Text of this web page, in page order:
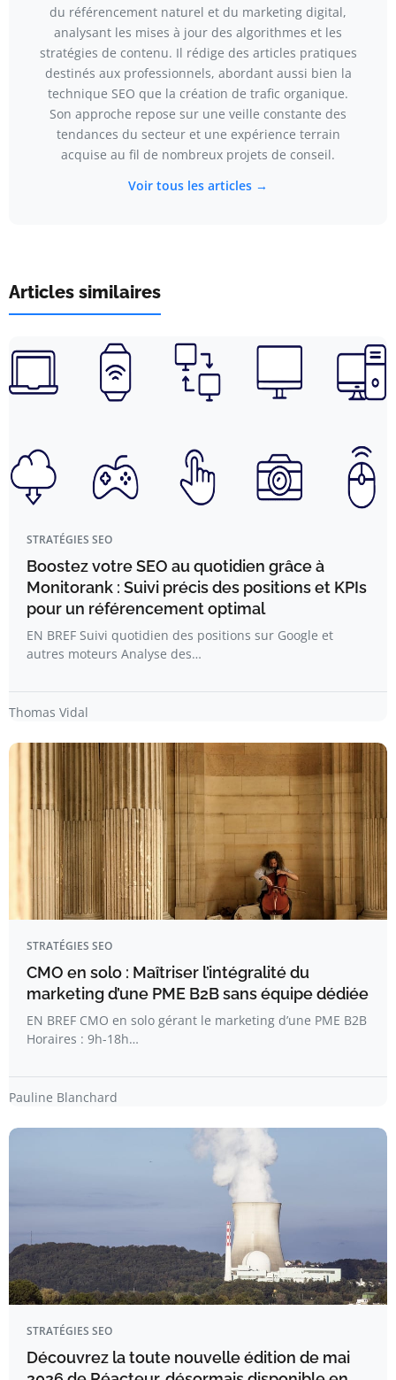
du référencement naturel et du marketing digital,
analysant les mises à jour des algorithmes et les
stratégies de contenu. Il rédige des articles pratiques
destinés aux professionnels, abordant aussi bien la
technique SEO que la création de trafic organique.
Son approche repose sur une veille constante des
tendances du secteur et une expérience terrain
acquise au fil de nombreux projets de conseil.
Voir tous les articles →
Articles similaires
STRATÉGIES SEO
Boostez votre SEO au quotidien grâce à
Monitorank : Suivi précis des positions et KPIs
pour un référencement optimal
EN BREF Suivi quotidien des positions sur Google et
autres moteurs Analyse des…
Thomas Vidal
STRATÉGIES SEO
CMO en solo : Maîtriser l’intégralité du
marketing d’une PME B2B sans équipe dédiée
EN BREF CMO en solo gérant le marketing d’une PME B2B
Horaires : 9h-18h…
Pauline Blanchard
STRATÉGIES SEO
Découvrez la toute nouvelle édition de mai